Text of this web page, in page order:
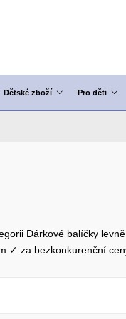
Dětské zboží Pro děti
Dárkové balíčky
✓ za bezkonkurenční